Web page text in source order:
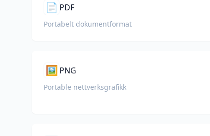
📄 PDF
Portabelt dokumentformat
🖼️ PNG
Portable nettverksgrafikk